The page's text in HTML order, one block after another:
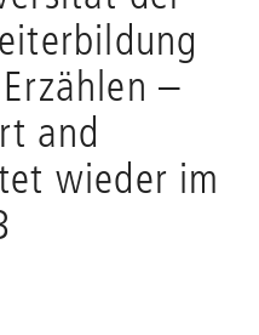
–
and
wieder im